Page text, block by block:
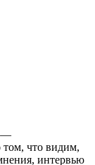
—
том, что видим,
интервью